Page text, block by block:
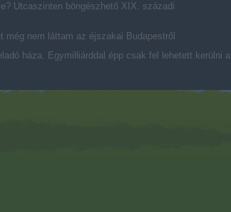
Utcaszinten böngészhető XIX. századi
még nem láttam az éjszakai Budapestről
háza. Egymilliárddal épp csak fel lehetett kerülni a